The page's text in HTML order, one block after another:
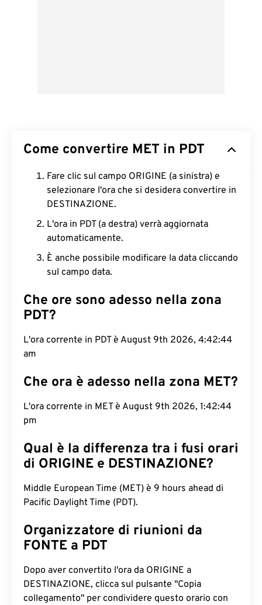
Come convertire MET in PDT
Fare clic sul campo ORIGINE (a sinistra) e
selezionare l'ora che si desidera convertire in
DESTINAZIONE.
L'ora in PDT (a destra) verrà aggiornata
automaticamente.
È anche possibile modificare la data cliccando
sul campo data.
Che ore sono adesso nella zona
PDT?
L'ora corrente in PDT è August 9th 2026, 4:42:45
am
Che ora è adesso nella zona MET?
L'ora corrente in MET è August 9th 2026, 1:42:45
pm
Qual è la differenza tra i fusi orari
di ORIGINE e DESTINAZIONE?
Middle European Time (MET) è 9 hours ahead di
Pacific Daylight Time (PDT).
Organizzatore di riunioni da
FONTE a PDT
Dopo aver convertito l'ora da ORIGINE a
DESTINAZIONE, clicca sul pulsante "Copia
collegamento" per condividere questo orario con